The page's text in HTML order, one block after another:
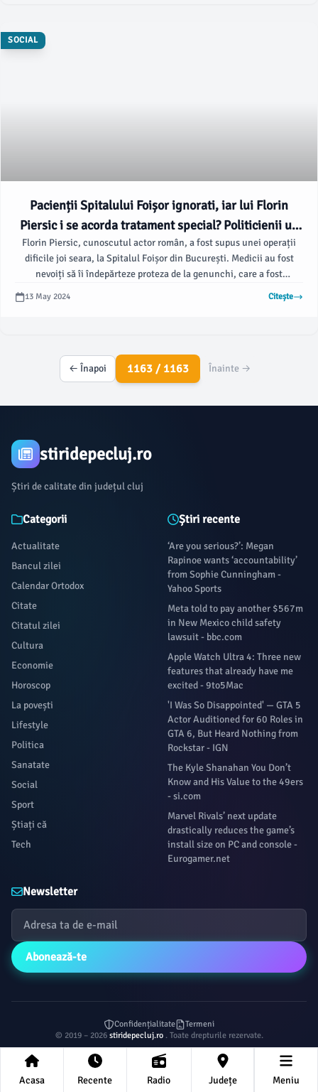
SOCIAL
Pacienții Spitalului Foișor ignorati, iar lui Florin
Piersic i se acorda tratament special? Politicienii un
spectacol, dar pacienții obișnuiți sunt dati deoparte!
Florin Piersic, cunoscutul actor român, a fost supus unei operații
dificile joi seara, la Spitalul Foișor din București. Medicii au fost
nevoiți să îi îndepărteze proteza de la genunchi, care a fost
identificată ca fiind sursa infecției care s-a răspândit în întregul său
13 May 2024 Citește
← Înapoi 1163 / 1163 Înainte →
stiridepecluj.ro
Știri de calitate din județul cluj
Categorii
Actualitate
Bancul zilei
Calendar Ortodox
Citate
Citatul zilei
Cultura
Economie
Horoscop
La povești
Lifestyle
Politica
Sanatate
Social
Sport
Știați că
Tech
Știri recente
‘Are you serious?’: Megan
Rapinoe wants ‘accountability’
from Sophie Cunningham -
Yahoo Sports
Meta told to pay another $567m
in New Mexico child safety
lawsuit - bbc.com
Apple Watch Ultra 4: Three new
features that already have me
excited - 9to5Mac
'I Was So Disappointed' — GTA 5
Actor Auditioned for 60 Roles in
GTA 6, But Heard Nothing from
Rockstar - IGN
The Kyle Shanahan You Don’t
Know and His Value to the 49ers
- si.com
Marvel Rivals’ next update
drastically reduces the game’s
install size on PC and console -
Eurogamer.net
Newsletter
Abonează-te
Confidențialitate
Termeni
© 2019 – 2026 stiridepecluj.ro . Toate drepturile rezervate.
Acasa Recente Radio Județe Meniu